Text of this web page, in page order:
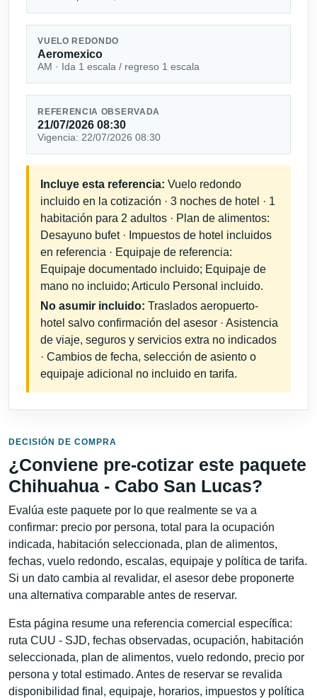
VUELO REDONDO
Aeromexico
AM · Ida 1 escala / regreso 1 escala
REFERENCIA OBSERVADA
21/07/2026 08:30
Vigencia: 22/07/2026 08:30
Incluye esta referencia: Vuelo redondo
incluido en la cotización · 3 noches de hotel · 1
habitación para 2 adultos · Plan de alimentos:
Desayuno bufet · Impuestos de hotel incluidos
en referencia · Equipaje de referencia:
Equipaje documentado incluido; Equipaje de
mano no incluido; Articulo Personal incluido.
No asumir incluido: Traslados aeropuerto-
hotel salvo confirmación del asesor · Asistencia
de viaje, seguros y servicios extra no indicados
· Cambios de fecha, selección de asiento o
equipaje adicional no incluido en tarifa.
DECISIÓN DE COMPRA
¿Conviene pre-cotizar este paquete
Chihuahua - Cabo San Lucas?
Evalúa este paquete por lo que realmente se va a
confirmar: precio por persona, total para la ocupación
indicada, habitación seleccionada, plan de alimentos,
fechas, vuelo redondo, escalas, equipaje y política de tarifa.
Si un dato cambia al revalidar, el asesor debe proponerte
una alternativa comparable antes de reservar.
Esta página resume una referencia comercial específica:
ruta CUU - SJD, fechas observadas, ocupación, habitación
seleccionada, plan de alimentos, vuelo redondo, precio por
persona y total estimado. Antes de reservar se revalida
disponibilidad final, equipaje, horarios, impuestos y política